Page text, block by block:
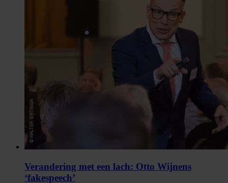
Verandering met een lach: Otto Wijnens
‘fakespeech’